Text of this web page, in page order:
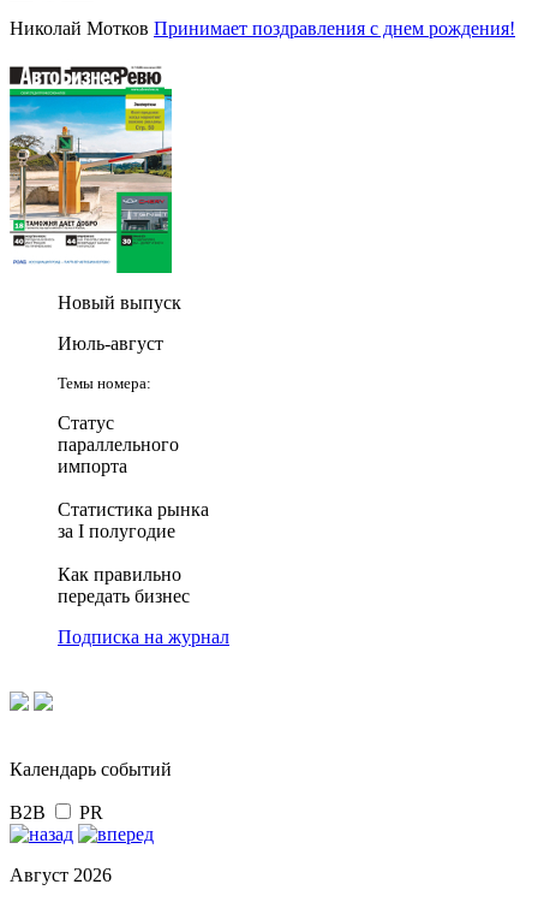
Николай Мотков Принимает поздравления с днем рождения!
Новый выпуск
Июль-август
Темы номера:
Статус
параллельного
импорта
Статистика рынка
за I полугодие
Как правильно
передать бизнес
Подписка на журнал
Календарь событий
B2B PR
Август 2026